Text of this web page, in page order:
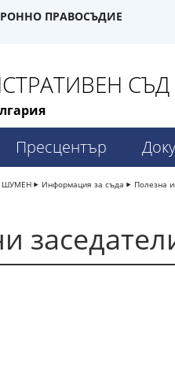
ПРАВОСЪДИЕ
Пресцентър
ШУМЕН Информация за съда Полезна